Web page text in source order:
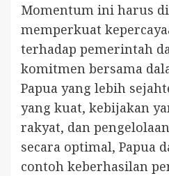
Momentum ini harus
memperkuat
terhadap pemerintah
komitmen bersama
Papua yang lebih
yang kuat, kebijakan
rakyat, dan
secara optimal, Papua
contoh keberhasilan